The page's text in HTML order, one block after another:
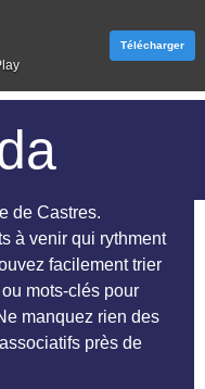
de Castres.
à venir qui rythment
facilement trier
mots-clés pour
manquez rien des
près de
Télécharger